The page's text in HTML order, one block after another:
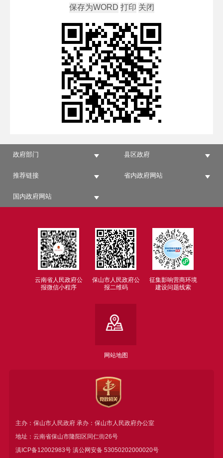
政府部门 县区政府
推荐链接 省内政府网站
国内政府网站
云南省人民政府公
报微信小程序
保山市人民政府公
报二维码
征集影响营商环境
建设问题线索
网站地图
主办：保山市人民政府 承办：保山市人民政府办公室
地址：云南省保山市隆阳区同仁街26号
滇ICP备12002983号滇公网安备 53050202000020号